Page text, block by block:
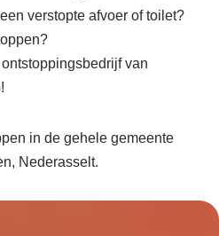
verstopte afvoer of toilet?
van
in de gehele gemeente
Nederasselt.